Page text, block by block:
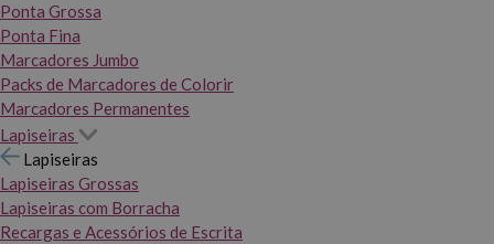
Ponta Grossa
Ponta Fina
Marcadores Jumbo
Packs de Marcadores de Colorir
Marcadores Permanentes
Lapiseiras
Lapiseiras
Lapiseiras Grossas
Lapiseiras com Borracha
Recargas e Acessórios de Escrita